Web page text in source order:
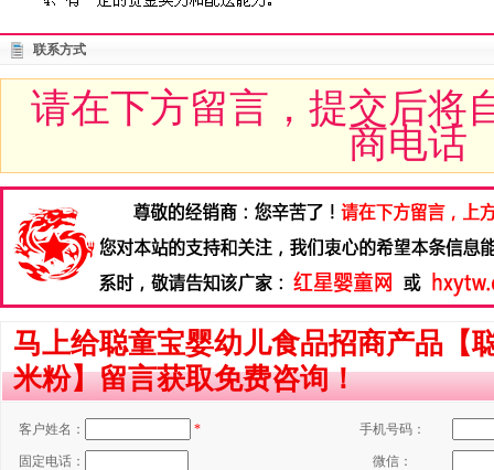
联系方式
请在下方留言，提交后将
商电话
马上给聪童宝婴幼儿食品招商产品【
米粉】留言获取免费咨询！
客户姓名： * 手机号码：
固定电话： 微信：